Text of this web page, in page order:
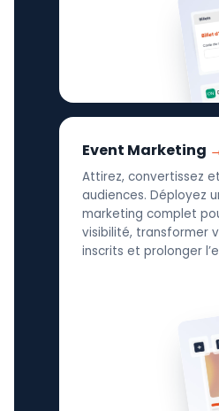
Event Marketing
Attirez, convertissez
audiences. Déployez
marketing complet
visibilité, transformer
inscrits et prolonger